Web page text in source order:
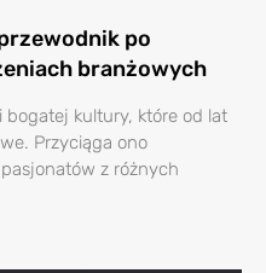
po
branżowych
bogatej kultury, które od lat
Przyciąga ono
z różnych